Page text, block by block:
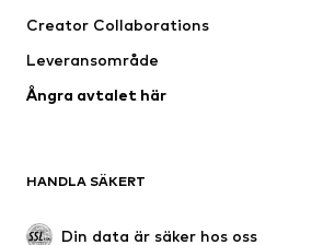
Badkläder
Tillfällen
Upcycling
Nytt
Boots & stövlar
Creator Collaborations
Leveransområde
Ångra avtalet här
HANDLA SÄKERT
Din data är säker hos oss